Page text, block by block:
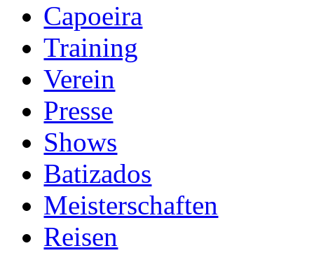
Capoeira
Training
Verein
Presse
Shows
Batizados
Meisterschaften
Reisen